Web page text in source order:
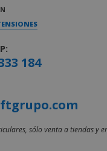
184
sólo venta a tiendas y